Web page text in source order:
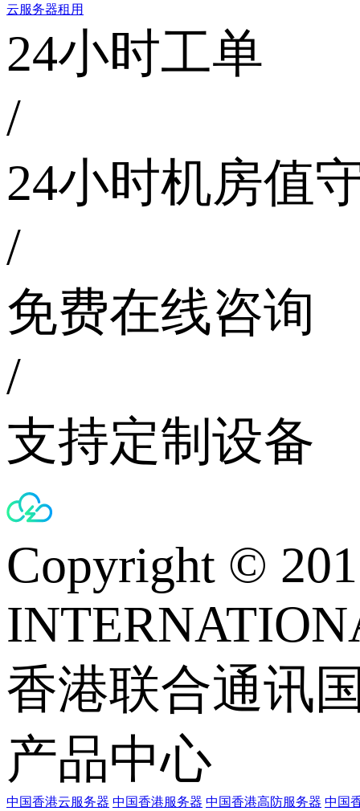
云服务器租用
24小时工单
/
24小时机房值
/
免费在线咨询
/
支持定制设备
Copyright ©
香港联合通讯
产品中心
中国香港云服务器 中国香港服务器 中国香港高防服务器 中国